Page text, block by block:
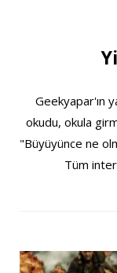
Geekyapar'ın
okudu, okula
"Büyüyünce ne
Tüm